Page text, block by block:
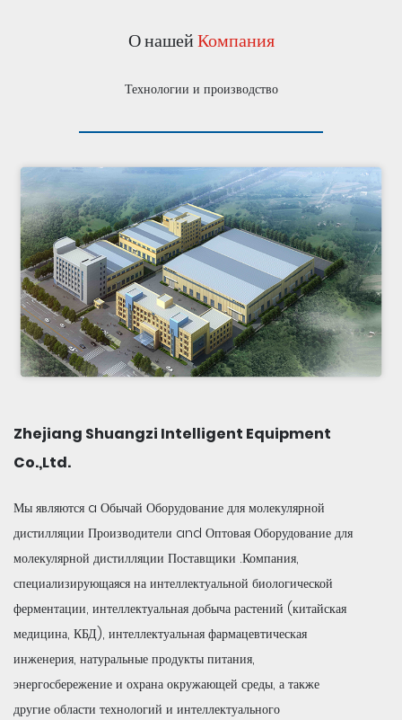
О нашейКомпания
Технологии и производство
Zhejiang Shuangzi Intelligent Equipment
Co.,Ltd.
Мы являются a Обычай Оборудование для молекулярной
дистилляции Производители and Оптовая Оборудование для
молекулярной дистилляции Поставщики .Компания,
специализирующаяся на интеллектуальной биологической
ферментации, интеллектуальная добыча растений (китайская
медицина, КБД), интеллектуальная фармацевтическая
инженерия, натуральные продукты питания,
энергосбережение и охрана окружающей среды, а также
другие области технологий и интеллектуального